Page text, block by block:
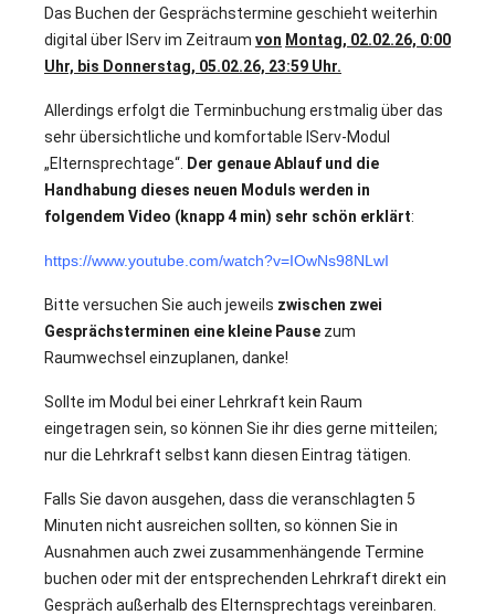
Das Buchen der Gesprächstermine geschieht weiterhin
digital über IServ im Zeitraum von Montag, 02.02.26, 0:00
Uhr, bis Donnerstag, 05.02.26, 23:59 Uhr.
Allerdings erfolgt die Terminbuchung erstmalig über das
sehr übersichtliche und komfortable IServ-Modul
„Elternsprechtage“. Der genaue Ablauf und die
Handhabung dieses neuen Moduls werden in
folgendem Video (knapp 4 min) sehr schön erklärt:
https://www.youtube.com/watch?v=IOwNs98NLwI
Bitte versuchen Sie auch jeweils zwischen zwei
Gesprächsterminen eine kleine Pause zum
Raumwechsel einzuplanen, danke!
Sollte im Modul bei einer Lehrkraft kein Raum
eingetragen sein, so können Sie ihr dies gerne mitteilen;
nur die Lehrkraft selbst kann diesen Eintrag tätigen.
Falls Sie davon ausgehen, dass die veranschlagten 5
Minuten nicht ausreichen sollten, so können Sie in
Ausnahmen auch zwei zusammenhängende Termine
buchen oder mit der entsprechenden Lehrkraft direkt ein
Gespräch außerhalb des Elternsprechtags vereinbaren.